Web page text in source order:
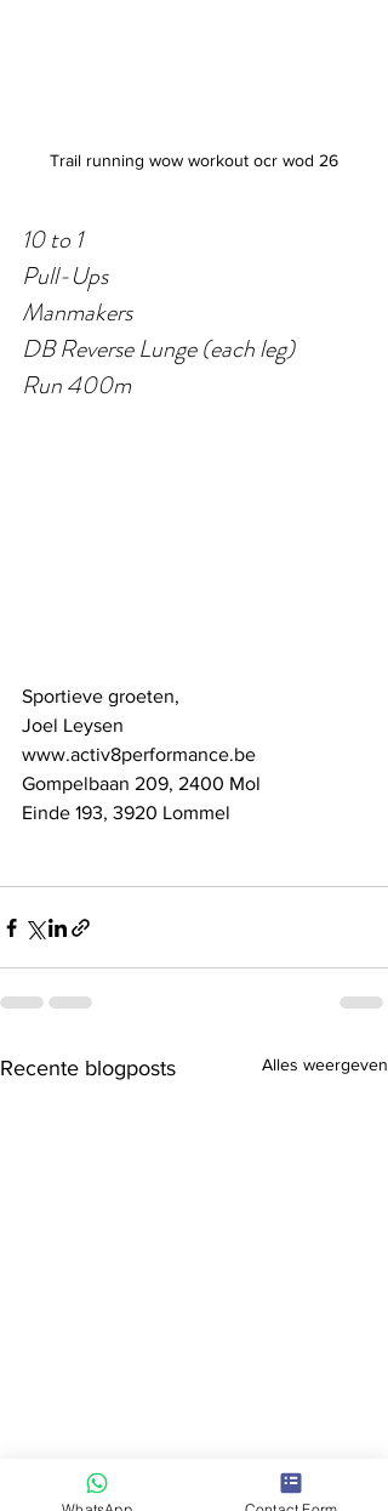
Trail running wow workout ocr wod 26
10 to 1
Pull-Ups
Manmakers
DB Reverse Lunge (each leg)
Run 400m
Sportieve groeten,
Joel Leysen
www.activ8performance.be
Gompelbaan 209, 2400 Mol
Einde 193, 3920 Lommel
Recente blogposts Alles weergeven